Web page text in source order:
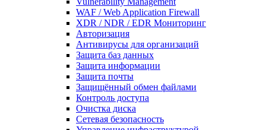
WAF / Web Application Firewall
XDR / NDR / EDR Мониторинг
Авторизация
Антивирусы для организаций
Защита баз данных
Защита информации
Защита почты
Защищённый обмен файлами
Контроль доступа
Очистка диска
Сетевая безопасность